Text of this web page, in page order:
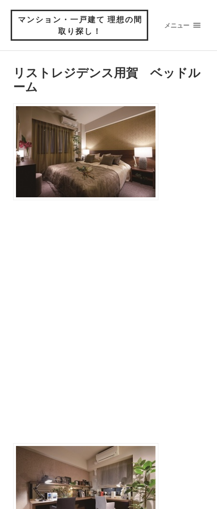
マンション・一戸建て 理想の間
取り探し！
メニュー
リストレジデンス用賀 ベッドル
ーム